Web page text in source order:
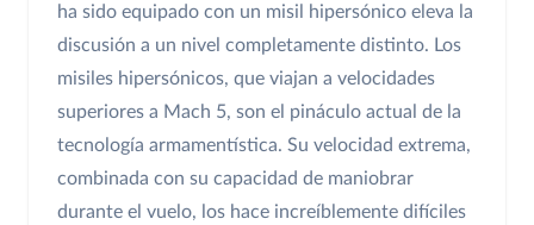
ha sido equipado con un misil hipersónico eleva la
discusión a un nivel completamente distinto. Los
misiles hipersónicos, que viajan a velocidades
superiores a Mach 5, son el pináculo actual de la
tecnología armamentística. Su velocidad extrema,
combinada con su capacidad de maniobrar
durante el vuelo, los hace increíblemente difíciles